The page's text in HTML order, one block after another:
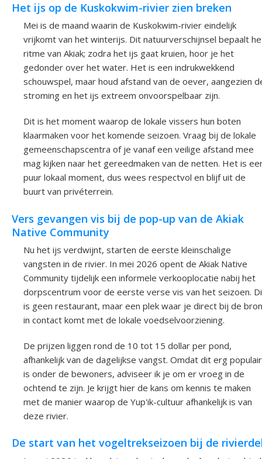
Het ijs op de Kuskokwim-rivier zien breken
Mei is de maand waarin de Kuskokwim-rivier eindelijk
vrijkomt van het winterijs. Dit natuurverschijnsel bepaalt
ritme van Akiak; zodra het ijs gaat kruien, hoor je het
gedonder over het water. Het is een indrukwekkend
schouwspel, maar houd afstand van de oever, aangezien
stroming en het ijs extreem onvoorspelbaar zijn.
Dit is het moment waarop de lokale vissers hun boten
klaarmaken voor het komende seizoen. Vraag bij de lokale
gemeenschapscentra of je vanaf een veilige afstand mee
mag kijken naar het gereedmaken van de netten. Het is
puur lokaal moment, dus wees respectvol en blijf uit de
buurt van privéterrein.
Vers gevangen vis bij de pop-up van de Akiak
Native Community
Nu het ijs verdwijnt, starten de eerste kleinschalige
vangsten in de rivier. In mei 2026 opent de Akiak Native
Community tijdelijk een informele verkooplocatie nabij het
dorpscentrum voor de eerste verse vis van het seizoen.
is geen restaurant, maar een plek waar je direct bij de bron
in contact komt met de lokale voedselvoorziening.
De prijzen liggen rond de 10 tot 15 dollar per pond,
afhankelijk van de dagelijkse vangst. Omdat dit erg populair
is onder de bewoners, adviseer ik je om er vroeg in de
ochtend te zijn. Je krijgt hier de kans om kennis te maken
met de manier waarop de Yup'ik-cultuur afhankelijk is van
deze rivier.
De start van het vogeltrekseizoen bij de